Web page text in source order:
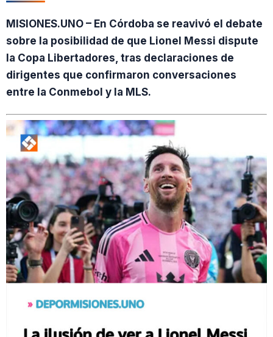
MISIONES.UNO – En Córdoba se reavivó el debate
sobre la posibilidad de que Lionel Messi dispute
la Copa Libertadores, tras declaraciones de
dirigentes que confirmaron conversaciones
entre la Conmebol y la MLS.